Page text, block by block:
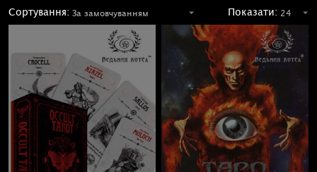
Сортування: Показати: